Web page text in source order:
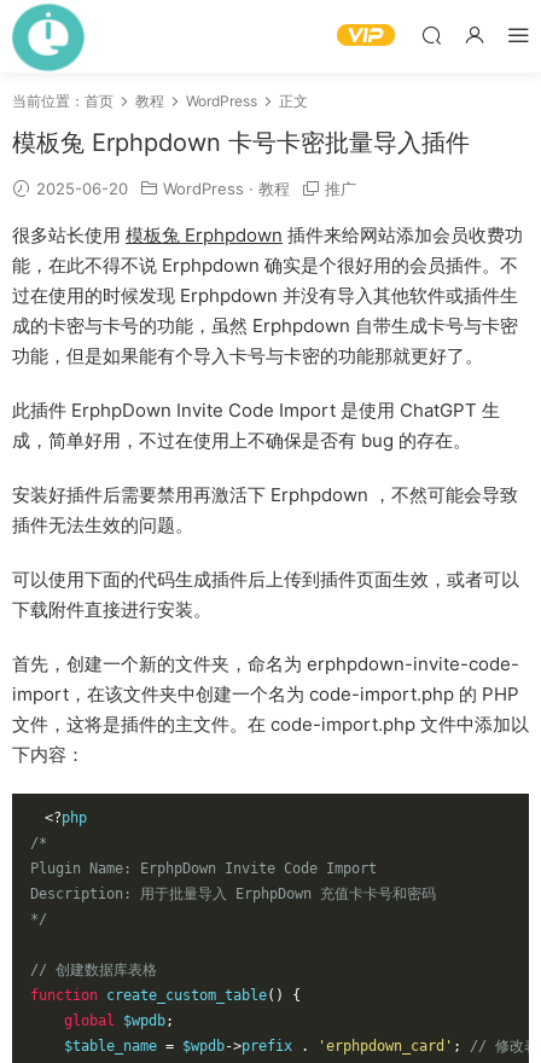
当前位置： 首页 教程 WordPress 正文
模板兔 Erphpdown 卡号卡密批量导入插件
2025-06-20 WordPress · 教程 推广
很多站长使用 模板兔 Erphpdown 插件来给网站添加会员收费功
能，在此不得不说 Erphpdown 确实是个很好用的会员插件。不
过在使用的时候发现 Erphpdown 并没有导入其他软件或插件生
成的卡密与卡号的功能，虽然 Erphpdown 自带生成卡号与卡密
功能，但是如果能有个导入卡号与卡密的功能那就更好了。
此插件 ErphpDown Invite Code Import 是使用 ChatGPT 生
成，简单好用，不过在使用上不确保是否有 bug 的存在。
安装好插件后需要禁用再激活下 Erphpdown ，不然可能会导致
插件无法生效的问题。
可以使用下面的代码生成插件后上传到插件页面生效，或者可以
下载附件直接进行安装。
首先，创建一个新的文件夹，命名为 erphpdown-invite-code-
import，在该文件夹中创建一个名为 code-import.php 的 PHP
文件，这将是插件的主文件。在 code-import.php 文件中添加以
下内容：
<?
/*
Plugin Name: ErphpDown Invite Code Import
Description: 用于批量导入 ErphpDown 充值卡卡号和密码
*/
// 创建数据库表格
function create_custom_table()
{
global $wpdb;
    $table_name
= $wpdb->prefix . 'erphpdown_card' ; // 修改表